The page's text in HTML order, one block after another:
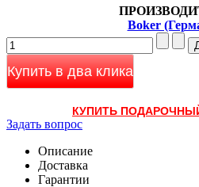
Boker
Купить в два клика
КУПИТЬ
Задать вопрос
Описание
Доставка
Гарантии